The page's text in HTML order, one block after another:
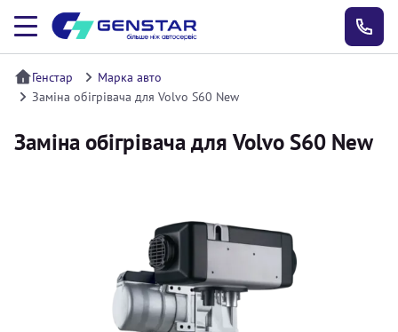
Генстар
Марка авто
Заміна обігрівача для Volvo S60 New
Заміна обігрівача для Volvo S60 New